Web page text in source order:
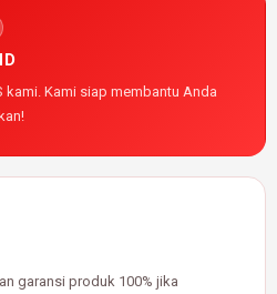
kami. Kami siap membantu Anda
garansi produk 100% jika